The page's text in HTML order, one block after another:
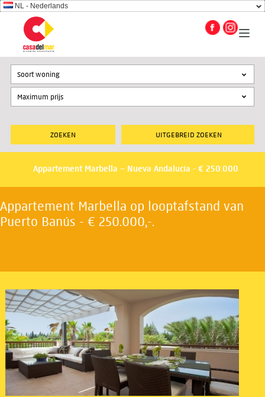
NL - Nederlands
UITGEBREID ZOEKEN
Soort woning
Appartement Marbella – Nueva Andalucia - € 250.000
Appartement Marbella op looptafstand van
Puerto Banús - € 250.000,-.